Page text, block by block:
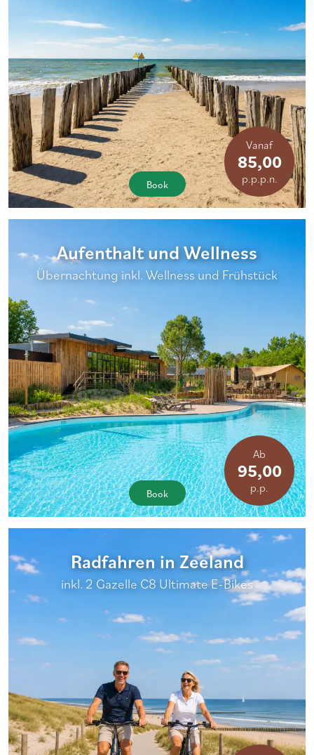
Vanaf
85,00
p.p.p.n.
Book
Ab
95,00
p.p.
Aufenthalt und Wellness
Übernachtung inkl. Wellness und Frühstück
Book
Radfahren in Zeeland
inkl. 2 Gazelle C8 Ultimate E-Bikes